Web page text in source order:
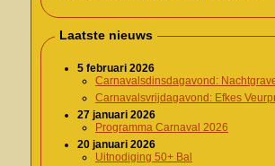
Laatste nieuws
5 februari 2026
Carnavalsdinsdagavond:
Carnavalsvrijdagavond: Efkes
27 januari 2026
Programma Carnaval 2026
20 januari 2026
Uitnodiging 50+ Bal